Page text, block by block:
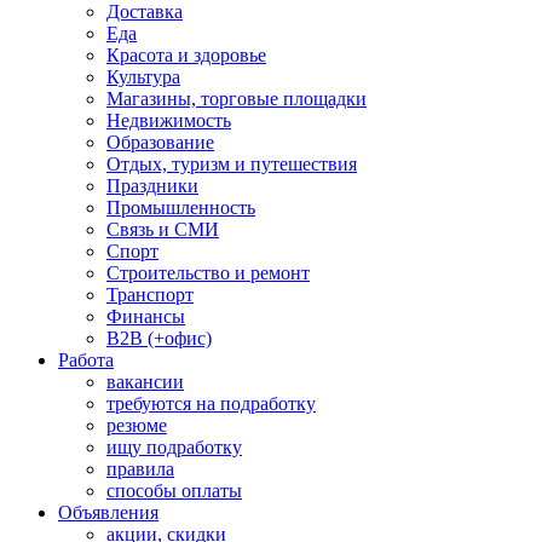
Доставка
Еда
Красота и здоровье
Культура
Магазины, торговые площадки
Недвижимость
Образование
Отдых, туризм и путешествия
Праздники
Промышленность
Связь и СМИ
Спорт
Строительство и ремонт
Транспорт
Финансы
B2B (+офис)
Работа
вакансии
требуются на подработку
резюме
ищу подработку
правила
способы оплаты
Объявления
акции, скидки